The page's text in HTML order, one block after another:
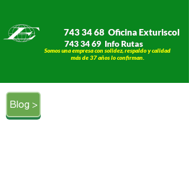
743 34 68 Oficina Exturiscol
Somos una empresa con solidez, respaldo y calidad
​​​​​​​más de 37 años lo confirman.
743 34 69 Info Rutas
Blog >